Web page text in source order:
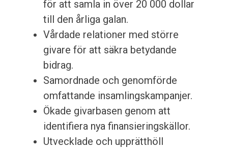
för att samla in över 20 000 dollar
till den årliga galan.
Vårdade relationer med större
givare för att säkra betydande
bidrag.
Samordnade och genomförde
omfattande insamlingskampanjer.
Ökade givarbasen genom att
identifiera nya finansieringskällor.
Utvecklade och upprätthöll